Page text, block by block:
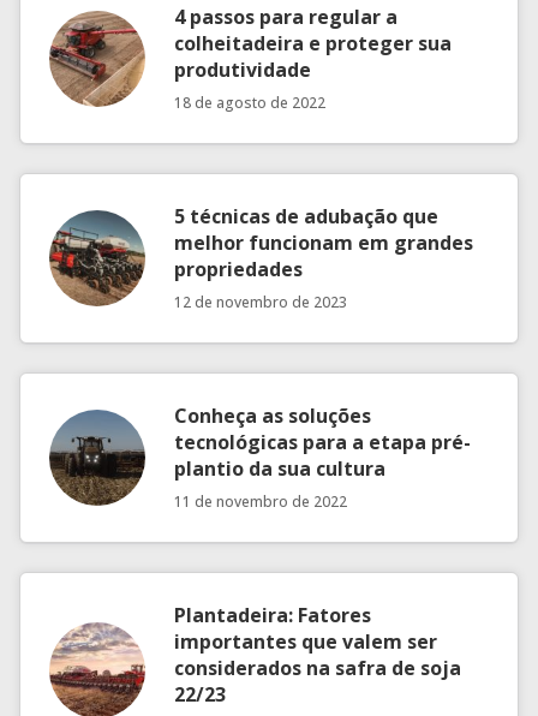
4 passos para regular a
colheitadeira e proteger sua
produtividade
18 de agosto de 2022
5 técnicas de adubação que
melhor funcionam em grandes
propriedades
12 de novembro de 2023
Conheça as soluções
tecnológicas para a etapa pré-
plantio da sua cultura
11 de novembro de 2022
Plantadeira: Fatores
importantes que valem ser
considerados na safra de soja
22/23